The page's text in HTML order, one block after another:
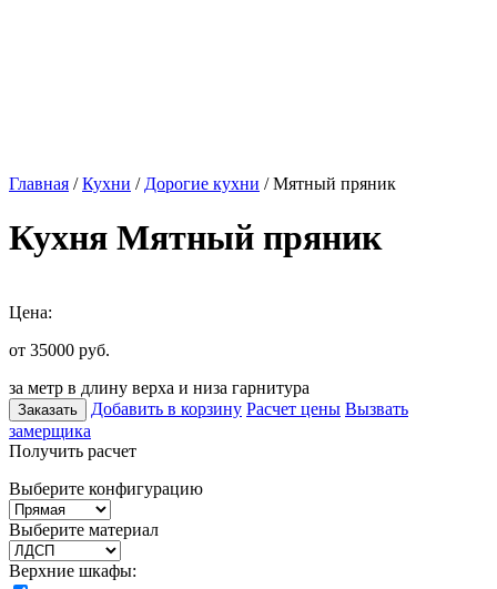
Главная /Кухни / Дорогие кухни / Мятный пряник
Кухня Мятный пряник
Цена:
от 35000 руб.
за метр в длину верха и низа гарнитура
Заказать Добавить в корзину Расчет цены Вызвать
замерщика
Получить расчет
Выберите конфигурацию
Выберите материал
Верхние шкафы: